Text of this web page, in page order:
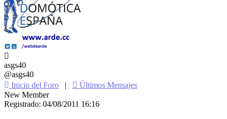
asgs40
@asgs40
Inicio del Foro |
Últimos Mensajes
New Member
Registrado: 04/08/2011 16:16